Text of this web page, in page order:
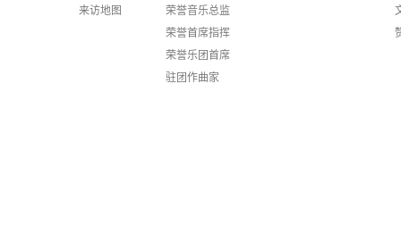
来访地图
荣誉音乐总监
荣誉首席指挥
荣誉乐团首席
驻团作曲家